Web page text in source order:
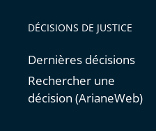
DÉCISIONS DE JUSTICE
Dernières décisions
Rechercher une
décision (ArianeWeb)